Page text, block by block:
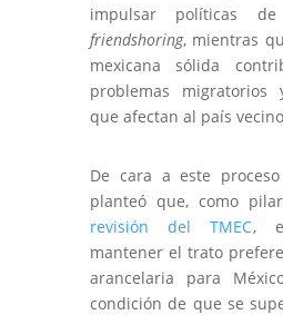
impulsar políticas
friendshoring, mientras
mexicana sólida
problemas
que afectan al país
De cara a este
planteó que, como
revisión del TMEC,
mantener el trato
arancelaria para
condición de que se